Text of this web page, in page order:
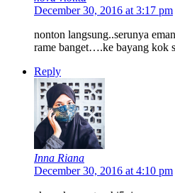
December 30, 2016 at 3:17 pm
nonton langsung..serunya
rame banget….ke bayang kok
Reply
Inna Riana
December 30, 2016 at 4:10 pm